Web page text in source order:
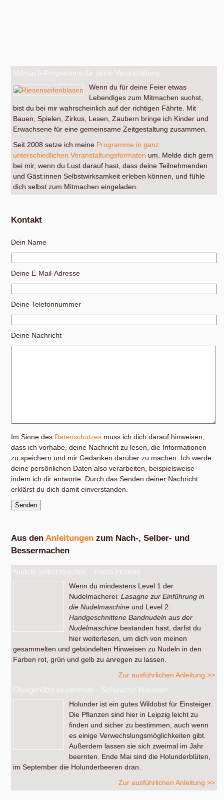
Mitmach-Programme für deine Veranstaltung
Wenn du für deine Feier etwas
Lebendiges zum Mitmachen suchst,
bist du bei mir wahrscheinlich auf der richtigen Fährte. Mit
Bauen, Spielen, Zirkus, Lesen, Zaubern bringe ich Kinder und
Erwachsene für eine gemeinsame Zeitgestaltung zusammen.
Seit 2008 setze ich meine Programme in ganz
unterschiedlichen Veranstaltungsformaten um. Melde dich gern
bei mir, wenn du Lust darauf hast, dass deine Teilnehmenden
und Gäst:innen Selbstwirksamkeit erleben können, und fühle
dich selbst zum Mitmachen eingeladen.
Kontakt
Dein Name
Deine E-Mail-Adresse
Deine Telefonnummer
Deine Nachricht
Im Sinne des Datenschutzes muss ich dich darauf hinweisen,
dass ich vorhabe, deine Nachricht zu lesen, die Informationen
zu speichern und mir Gedanken darüber zu machen. Ich werde
deine persönlichen Daten also verarbeiten, beispielsweise
indem ich dir antworte. Durch das Senden deiner Nachricht
erklärst du dich damit einverstanden.
Aus den Anleitungen zum Nach-, Selber- und
Bessermachen
Nudeln selbst machen – Pasta tricolore
Wenn du mindestens Level 1 der
Nudelmacherei:Lasagne zur Einführung in
die Nudelmaschine und Level 2:
Handgeschnittene Bandnudeln aus der
Nudelmaschine bestanden hast, darfst du
hier weiterlesen, um dich von meinen
gesammelten und gebündelten Hinweisen zu Nudeln in den
Farben rot, grün und gelb zu anregen zu lassen.
Zur ausführlichen Anleitung >>
Obstgehölze bestimmen – Schwarzer Holunder
Holunder ist ein gutes Wildobst für Einsteiger.
Die Pflanzen sind hier in Leipzig leicht zu
finden und sicher zu bestimmen, auch wenn
es einige Verwechslungsmöglichkeiten gibt.
Außerdem lassen sie sich zweimal im Jahr
beernten. Ende Mai sind die Holunderblüten,
im September die Holunderbeeren dran.
Zur ausführlichen Anleitung >>